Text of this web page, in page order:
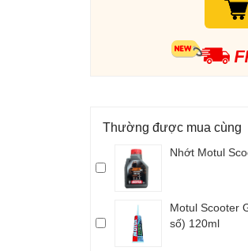
Thường được mua cùng
Nhớt Motul
Motul Scooter
số) 120ml